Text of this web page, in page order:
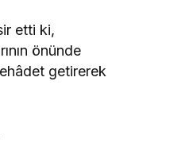
etti ki,
önünde
getirerek